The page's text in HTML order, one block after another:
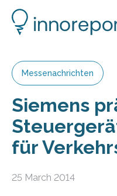
Messenachrichten
Siemens
für
25 March 2014